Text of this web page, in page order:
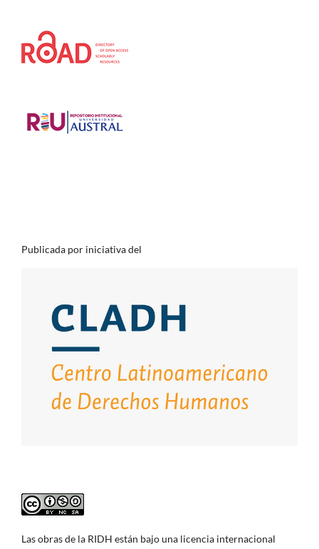
Publicada por iniciativa del
Las obras de la RIDH están bajo una licencia internacional